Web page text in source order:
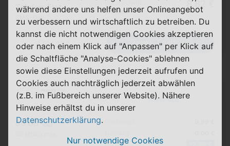
Telefon-Flat
SMS-Flat
Durchschnitt
p. Monat
8,82 €
Details Zum Tarif
Allnet Flat 60 GB
24 Monate
60 GB 5G
Bonus
während andere uns helfen unser Onlineangebot
zu verbessern und wirtschaftlich zu betreiben. Du
kannst die nicht notwendigen Cookies akzeptieren
oder nach einem Klick auf "Anpassen" per Klick auf
die Schaltfläche "Analyse-Cookies" ablehnen
sowie diese Einstellungen jederzeit aufrufen und
Cookies auch nachträglich jederzeit abwählen
(z.B. im Fußbereich unserer Website). Nähere
Hinweise erhältst du in unserer
Datenschutzerklärung.
Nur notwendige Cookies